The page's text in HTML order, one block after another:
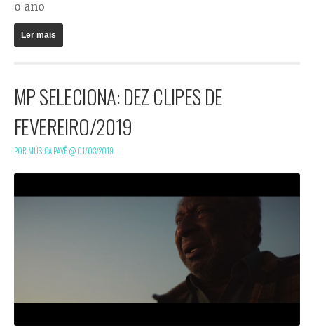
o ano
Ler mais
MP SELECIONA: DEZ CLIPES DE
FEVEREIRO/2019
POR MÚSICA PAVÊ @01/03/2019